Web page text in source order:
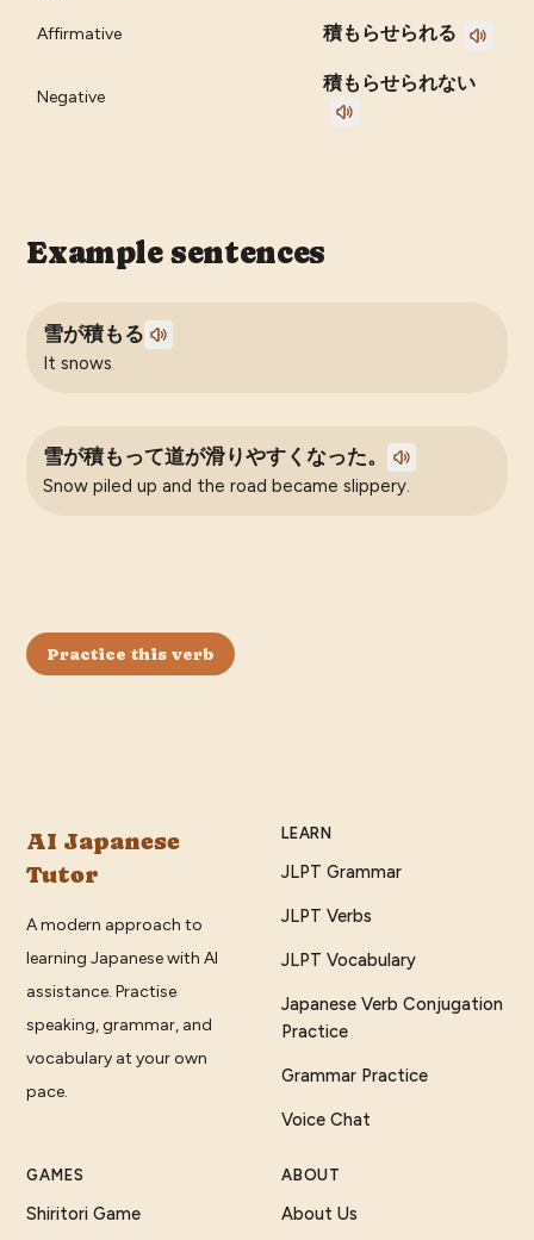
Affirmative 積もらせられる
Negative
積もらせられない
Example sentences
雪が積もる
It snows
雪が積もって道が滑りやすくなった。
Snow piled up and the road became slippery.
Practice this verb
AI Japanese
Tutor
A modern approach to
learning Japanese with AI
assistance. Practise
speaking, grammar, and
vocabulary at your own
pace.
LEARN
JLPT Grammar
JLPT Verbs
JLPT Vocabulary
Japanese Verb Conjugation
Practice
Grammar Practice
Voice Chat
GAMES
Shiritori Game
ABOUT
About Us